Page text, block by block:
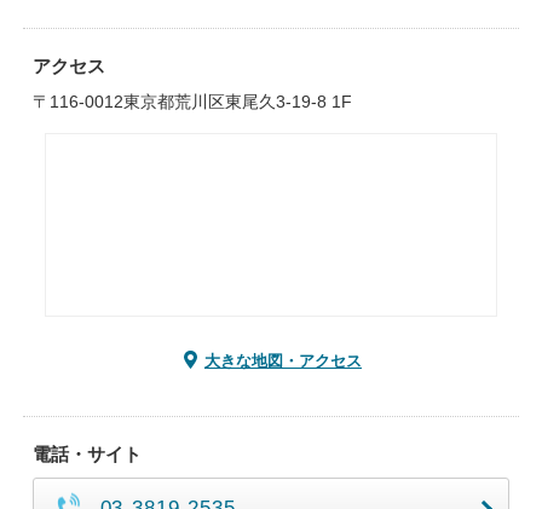
アクセス
〒116-0012東京都荒川区東尾久3-19-8 1F
大きな地図・アクセス
電話・サイト